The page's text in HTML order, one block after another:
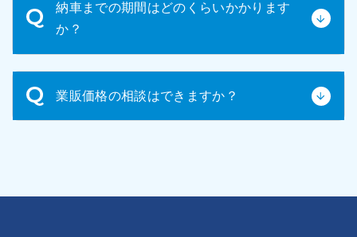
のメーカー、車種、年式、その他条件などをお知ら
せください。
納車までの期間はどのくらいかかります
か？
1~2週間程度です。
業販価格の相談はできますか？